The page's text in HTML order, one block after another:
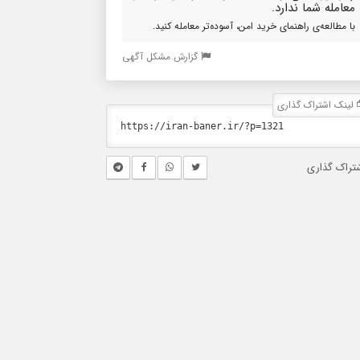
معامله شما ندارد.
با مطالعه‌ی راهنمای خرید امن، آسوده‌تر معامله کنید.
گزارش مشکل آگهی
لینک اشتراک گذاری
گذاری